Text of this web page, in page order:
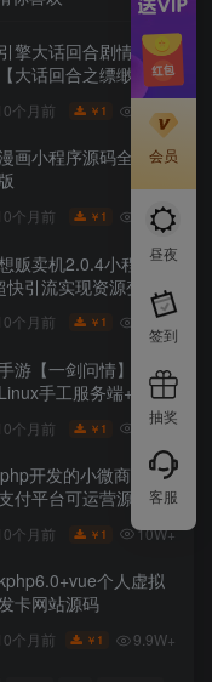
擎大话回合剧情闯关
大话回合之缥缈西游
小熊修复版第二季】
运营管理后台安卓苹
双端版本
个月前 ￥ 1 10W+
画小程序源码全开源
个月前 ￥ 1 10W+
贩卖机2.0.4小程序源
引流实现资源变现
个月前 ￥ 1 10W+
游【一剑问情】最新
手工服务端+GM
本地注册验证+双端
个月前 ￥ 1 10W+
开发的小微商户第
付平台可运营源码
个月前 ￥ 1 10W+
个人虚拟
卡网站源码
个月前 ￥ 1 9.9W+
会员
昼夜
签到
抽奖
客服